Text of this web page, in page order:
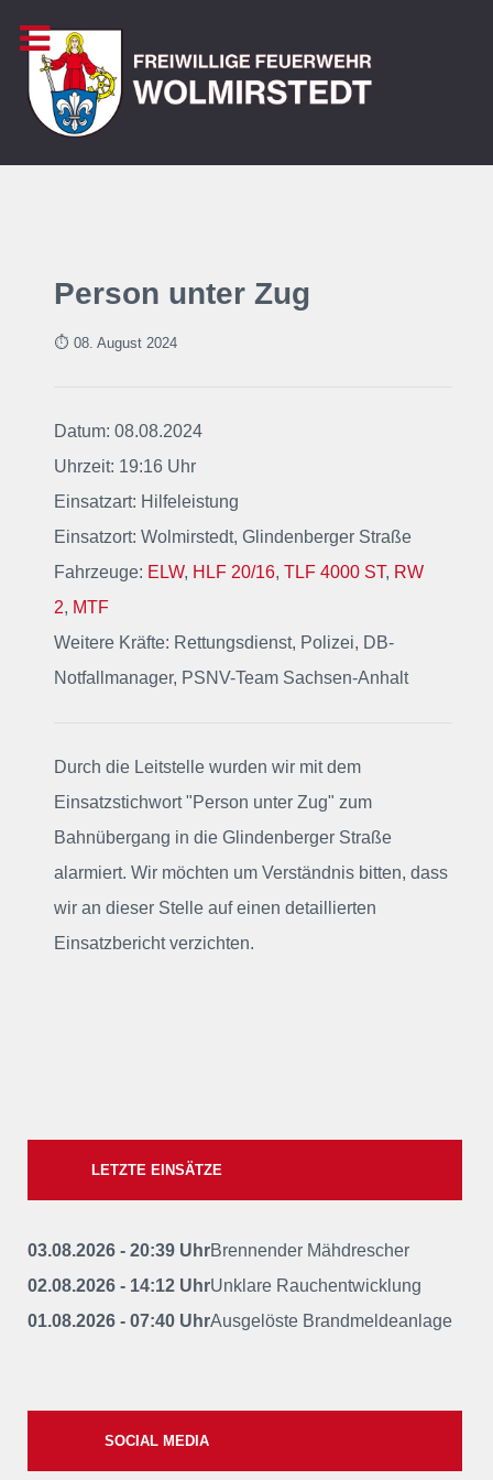
Person unter Zug
⏱ 08. August 2024
Datum: 08.08.2024
Uhrzeit: 19:16 Uhr
Einsatzart: Hilfeleistung
Einsatzort: Wolmirstedt, Glindenberger Straße
Fahrzeuge: ELW, HLF 20/16, TLF 4000 ST, RW
2, MTF
Weitere Kräfte: Rettungsdienst, Polizei, DB-
Notfallmanager, PSNV-Team Sachsen-Anhalt
Durch die Leitstelle wurden wir mit dem
Einsatzstichwort "Person unter Zug" zum
Bahnübergang in die Glindenberger Straße
alarmiert. Wir möchten um Verständnis bitten, dass
wir an dieser Stelle auf einen detaillierten
Einsatzbericht verzichten.
LETZTE EINSÄTZE
03.08.2026 - 20:39 UhrBrennender Mähdrescher
02.08.2026 - 14:12 UhrUnklare Rauchentwicklung
01.08.2026 - 07:40 UhrAusgelöste Brandmeldeanlage
SOCIAL MEDIA